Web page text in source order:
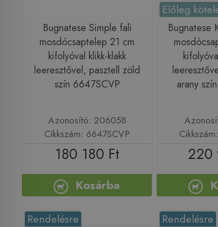
Bugnatese Simple fali
mosdócsaptelep 21 cm
kifolyóval klikk-klakk
leeresztővel, pasztell zöld
szín 6647SCVP
Azonosító: 206058
Cikkszám: 6647SCVP
180 180 Ft
Kosárba
Előleg
Bugnatese
arany
220
Rendelésre Rendelésre